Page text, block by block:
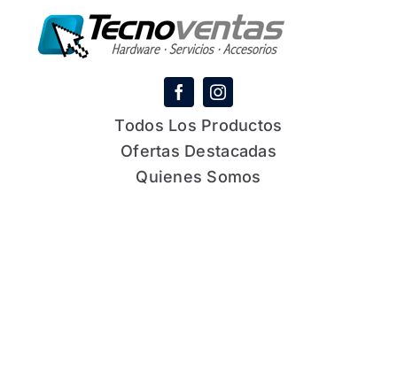
Todos Los Productos
Ofertas Destacadas
Quienes Somos